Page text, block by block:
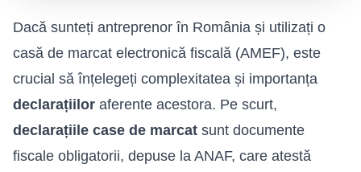
Dacă sunteți antreprenor în România și utilizați o
casă de marcat electronică fiscală (AMEF), este
crucial să înțelegeți complexitatea și importanța
declarațiilor aferente acestora. Pe scurt,
declarațiile case de marcat sunt documente
fiscale obligatorii, depuse la ANAF, care atestă